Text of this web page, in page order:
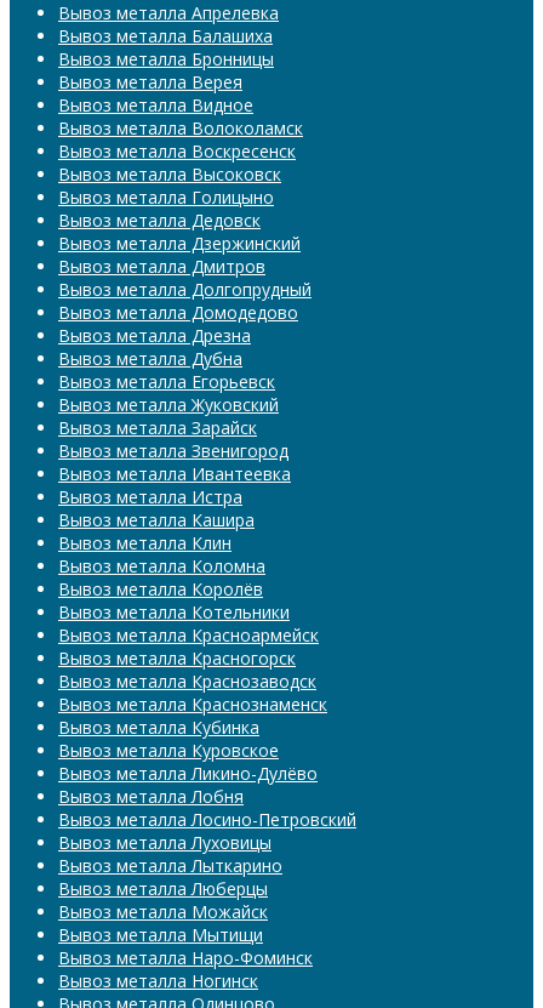
Вывоз металла Апрелевка
Вывоз металла Балашиха
Вывоз металла Бронницы
Вывоз металла Верея
Вывоз металла Видное
Вывоз металла Волоколамск
Вывоз металла Воскресенск
Вывоз металла Высоковск
Вывоз металла Голицыно
Вывоз металла Дедовск
Вывоз металла Дзержинский
Вывоз металла Дмитров
Вывоз металла Долгопрудный
Вывоз металла Домодедово
Вывоз металла Дрезна
Вывоз металла Дубна
Вывоз металла Егорьевск
Вывоз металла Жуковский
Вывоз металла Зарайск
Вывоз металла Звенигород
Вывоз металла Ивантеевка
Вывоз металла Истра
Вывоз металла Кашира
Вывоз металла Клин
Вывоз металла Коломна
Вывоз металла Королёв
Вывоз металла Котельники
Вывоз металла Красноармейск
Вывоз металла Красногорск
Вывоз металла Краснозаводск
Вывоз металла Краснознаменск
Вывоз металла Кубинка
Вывоз металла Куровское
Вывоз металла Ликино-Дулёво
Вывоз металла Лобня
Вывоз металла Лосино-Петровский
Вывоз металла Луховицы
Вывоз металла Лыткарино
Вывоз металла Люберцы
Вывоз металла Можайск
Вывоз металла Мытищи
Вывоз металла Наро-Фоминск
Вывоз металла Ногинск